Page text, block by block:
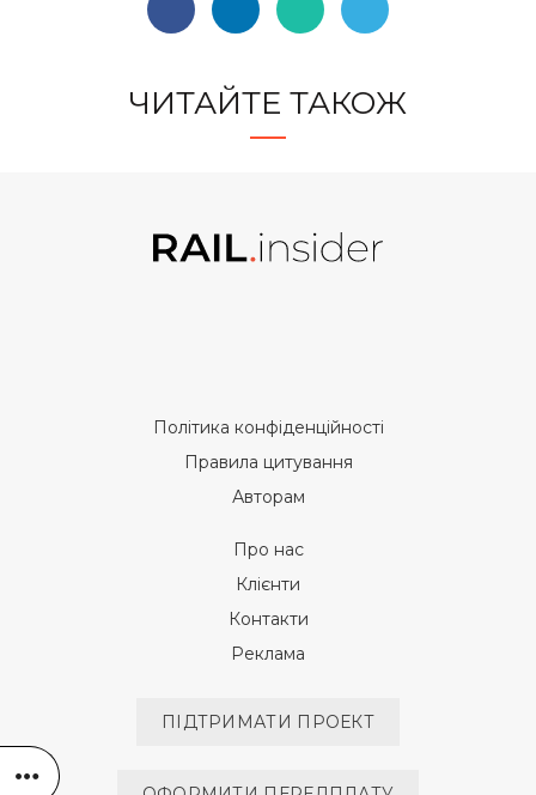
ЧИТАЙТЕ ТАКОЖ
Політика конфіденційності
Правила цитування
Авторам
Про нас
Клієнти
Контакти
Реклама
ПІДТРИМАТИ ПРОЕКТ